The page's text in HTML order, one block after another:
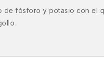
de fósforo y potasio con el